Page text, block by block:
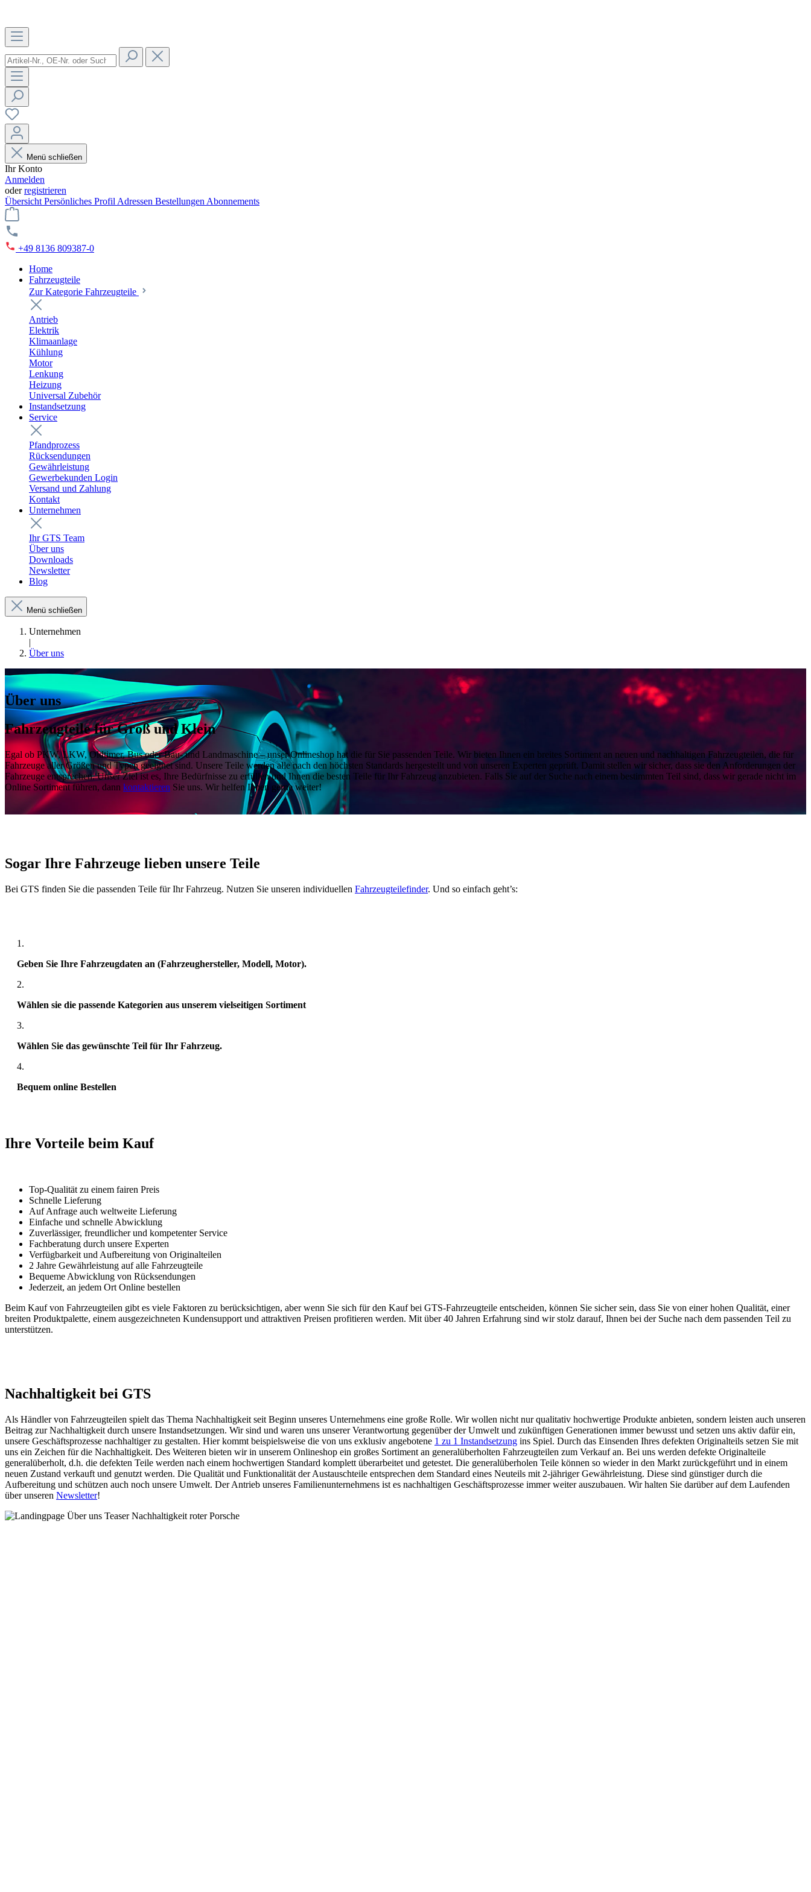
Menü schließen
Ihr Konto
Anmelden
oderregistrieren
Übersicht Persönliches Profil Adressen Bestellungen Abonnements
+49 8136 809387-0
Home
Fahrzeugteile
Zur Kategorie Fahrzeugteile
Antrieb
Elektrik
Klimaanlage
Kühlung
Motor
Lenkung
Heizung
Universal Zubehör
Instandsetzung
Service
Pfandprozess
Rücksendungen
Gewährleistung
Gewerbekunden Login
Versand und Zahlung
Kontakt
Unternehmen
Ihr GTS Team
Über uns
Downloads
Newsletter
Blog
Menü schließen
Unternehmen
|
Über uns
Über uns
Fahrzeugteile für Groß und Klein
Egal ob PKW, LKW, Oldtimer, Bus oder Bau- und Landmaschine – unser Onlineshop hat die für Sie passenden Teile. Wir bieten Ihnen ein breites Sortiment an neuen und nachhaltigen Fahrzeugteilen, die für
Fahrzeuge aller Größen und Typen geeignet sind. Unsere Teile werden alle nach den höchsten Standards hergestellt und von unseren Experten geprüft. Damit stellen wir sicher, dass sie den Anforderungen der
Fahrzeuge entsprechen. Unser Ziel ist es, Ihre Bedürfnisse zu erfüllen und Ihnen die besten Teile für Ihr Fahrzeug anzubieten. Falls Sie auf der Suche nach einem bestimmten Teil sind, dass wir gerade nicht im
Online Sortiment führen, dann kontaktieren Sie uns. Wir helfen Ihnen gerne weiter!
Sogar Ihre Fahrzeuge lieben unsere Teile
Bei GTS finden Sie die passenden Teile für Ihr Fahrzeug. Nutzen Sie unseren individuellen Fahrzeugteilefinder. Und so einfach geht’s:
1.
Geben Sie Ihre Fahrzeugdaten an (Fahrzeughersteller, Modell, Motor).
2.
Wählen sie die passende Kategorien aus unserem vielseitigen Sortiment
3.
Wählen Sie das gewünschte Teil für Ihr Fahrzeug.
4.
Bequem online Bestellen
Ihre Vorteile beim Kauf
Top-Qualität zu einem fairen Preis
Schnelle Lieferung
Auf Anfrage auch weltweite Lieferung
Einfache und schnelle Abwicklung
Zuverlässiger, freundlicher und kompetenter Service
Fachberatung durch unsere Experten
Verfügbarkeit und Aufbereitung von Originalteilen
2 Jahre Gewährleistung auf alle Fahrzeugteile
Bequeme Abwicklung von Rücksendungen
Jederzeit, an jedem Ort Online bestellen
Beim Kauf von Fahrzeugteilen gibt es viele Faktoren zu berücksichtigen, aber wenn Sie sich für den Kauf bei GTS-Fahrzeugteile entscheiden, können Sie sicher sein, dass Sie von einer hohen Qualität, einer
breiten Produktpalette, einem ausgezeichneten Kundensupport und attraktiven Preisen profitieren werden. Mit über 40 Jahren Erfahrung sind wir stolz darauf, Ihnen bei der Suche nach dem passenden Teil zu
unterstützen.
Nachhaltigkeit bei GTS
Als Händler von Fahrzeugteilen spielt das Thema Nachhaltigkeit seit Beginn unseres Unternehmens eine große Rolle. Wir wollen nicht nur qualitativ hochwertige Produkte anbieten, sondern leisten auch unseren
Beitrag zur Nachhaltigkeit durch unsere Instandsetzungen. Wir sind und waren uns unserer Verantwortung gegenüber der Umwelt und zukünftigen Generationen immer bewusst und setzen uns aktiv dafür ein,
unsere Geschäftsprozesse nachhaltiger zu gestalten. Hier kommt beispielsweise die von uns exklusiv angebotene 1 zu 1 Instandsetzung ins Spiel. Durch das Einsenden Ihres defekten Originalteils setzen Sie mit
uns ein Zeichen für die Nachhaltigkeit. Des Weiteren bieten wir in unserem Onlineshop ein großes Sortiment an generalüberholten Fahrzeugteilen zum Verkauf an. Bei uns werden defekte Originalteile
generalüberholt, d.h. die defekten Teile werden nach einem hochwertigen Standard komplett überarbeitet und getestet. Die generalüberholen Teile können so wieder in den Markt zurückgeführt und in einem
neuen Zustand verkauft und genutzt werden. Die Qualität und Funktionalität der Austauschteile entsprechen dem Standard eines Neuteils mit 2-jähriger Gewährleistung. Diese sind günstiger durch die
Aufbereitung und schützen auch noch unsere Umwelt. Der Antrieb unseres Familienunternehmens ist es nachhaltigen Geschäftsprozesse immer weiter auszubauen. Wir halten Sie darüber auf dem Laufenden
über unseren Newsletter!